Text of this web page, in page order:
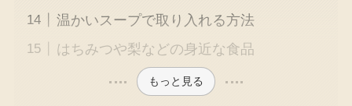
温かいスープで取り入れる方法
はちみつや梨などの身近な食品
もっと見る